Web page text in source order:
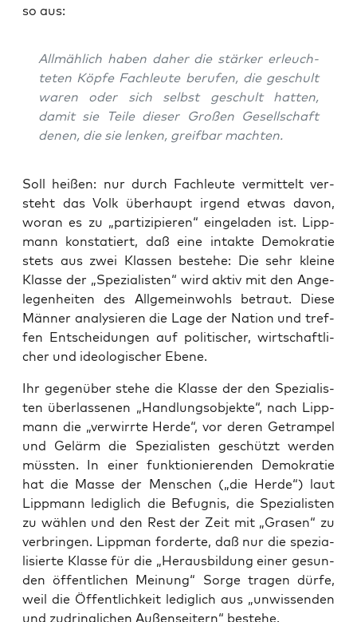
so aus:
All­mäh­lich haben daher die stär­ker erleuch­
te­ten Köp­fe Fach­leu­te beru­fen, die geschult
waren oder sich selbst geschult hat­ten,
damit sie Tei­le die­ser Gro­ßen Gesell­schaft
denen, die sie len­ken, greif­bar machten.
Soll hei­ßen: nur durch Fach­leu­te ver­mit­telt ver­
steht das Volk über­haupt irgend etwas davon,
wor­an es zu „par­ti­zi­pie­ren“ ein­ge­la­den ist. Lipp­
mann kon­sta­tiert, daß eine intak­te Demo­kra­tie
stets aus zwei Klas­sen bestehe: Die sehr klei­ne
Klas­se der „Spe­zia­lis­ten“ wird aktiv mit den Ange­
le­gen­hei­ten des All­ge­mein­wohls betraut. Die­se
Män­ner ana­ly­sie­ren die Lage der Nati­on und tref­
fen Ent­schei­dun­gen auf poli­ti­scher, wirt­schaft­li­
cher und ideo­lo­gi­scher Ebene.
Ihr gegen­über ste­he die Klas­se der den Spe­zia­lis­
ten über­las­se­nen „Hand­lungs­ob­jek­te“, nach Lipp­
mann die „ver­wirr­te Her­de“, vor deren Getram­pel
und Gelärm die Spe­zia­lis­ten geschützt wer­den
müss­ten. In einer funk­tio­nie­ren­den Demo­kra­tie
hat die Mas­se der Men­schen („die Her­de“) laut
Lipp­mann ledig­lich die Befug­nis, die Spe­zia­lis­ten
zu wäh­len und den Rest der Zeit mit „Gra­sen“ zu
ver­brin­gen. Lipp­man for­der­te, daß nur die spe­zia­
li­sier­te Klas­se für die „Her­aus­bil­dung einer gesun­
den öffent­li­chen Mei­nung“ Sor­ge tra­gen dür­fe,
weil die Öffent­lich­keit ledig­lich aus „unwis­sen­den
und zudring­li­chen Außen­sei­tern“ bestehe.